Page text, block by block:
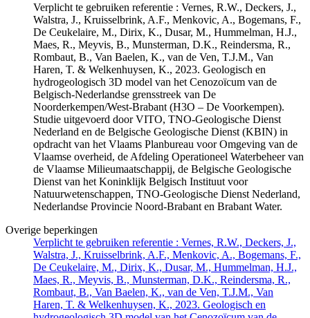
Verplicht te gebruiken referentie : Vernes, R.W., Deckers, J.,
Walstra, J., Kruisselbrink, A.F., Menkovic, A., Bogemans, F.,
De Ceukelaire, M., Dirix, K., Dusar, M., Hummelman, H.J.,
Maes, R., Meyvis, B., Munsterman, D.K., Reindersma, R.,
Rombaut, B., Van Baelen, K., van de Ven, T.J.M., Van
Haren, T. & Welkenhuysen, K., 2023. Geologisch en
hydrogeologisch 3D model van het Cenozoïcum van de
Belgisch-Nederlandse grensstreek van De
Noorderkempen/West-Brabant (H3O – De Voorkempen).
Studie uitgevoerd door VITO, TNO-Geologische Dienst
Nederland en de Belgische Geologische Dienst (KBIN) in
opdracht van het Vlaams Planbureau voor Omgeving van de
Vlaamse overheid, de Afdeling Operationeel Waterbeheer van
de Vlaamse Milieumaatschappij, de Belgische Geologische
Dienst van het Koninklijk Belgisch Instituut voor
Natuurwetenschappen, TNO-Geologische Dienst Nederland,
Nederlandse Provincie Noord-Brabant en Brabant Water.
Overige beperkingen
Verplicht te gebruiken referentie : Vernes, R.W., Deckers, J.,
Walstra, J., Kruisselbrink, A.F., Menkovic, A., Bogemans, F.,
De Ceukelaire, M., Dirix, K., Dusar, M., Hummelman, H.J.,
Maes, R., Meyvis, B., Munsterman, D.K., Reindersma, R.,
Rombaut, B., Van Baelen, K., van de Ven, T.J.M., Van
Haren, T. & Welkenhuysen, K., 2023. Geologisch en